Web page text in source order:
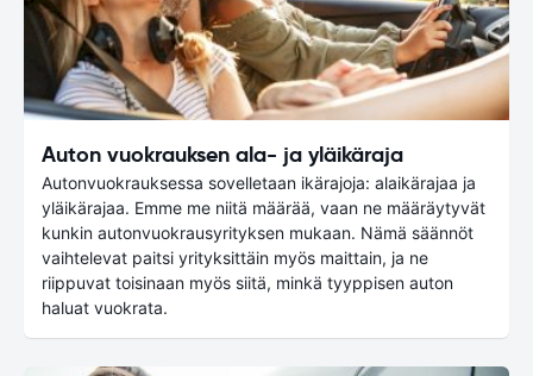
Auton vuokrauksen ala- ja yläikäraja
Autonvuokrauksessa sovelletaan ikärajoja: alaikärajaa ja
yläikärajaa. Emme me niitä määrää, vaan ne määräytyvät
kunkin autonvuokrausyrityksen mukaan. Nämä säännöt
vaihtelevat paitsi yrityksittäin myös maittain, ja ne
riippuvat toisinaan myös siitä, minkä tyyppisen auton
haluat vuokrata.